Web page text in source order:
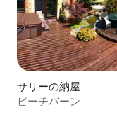
サリーの納屋
ビーチバーン